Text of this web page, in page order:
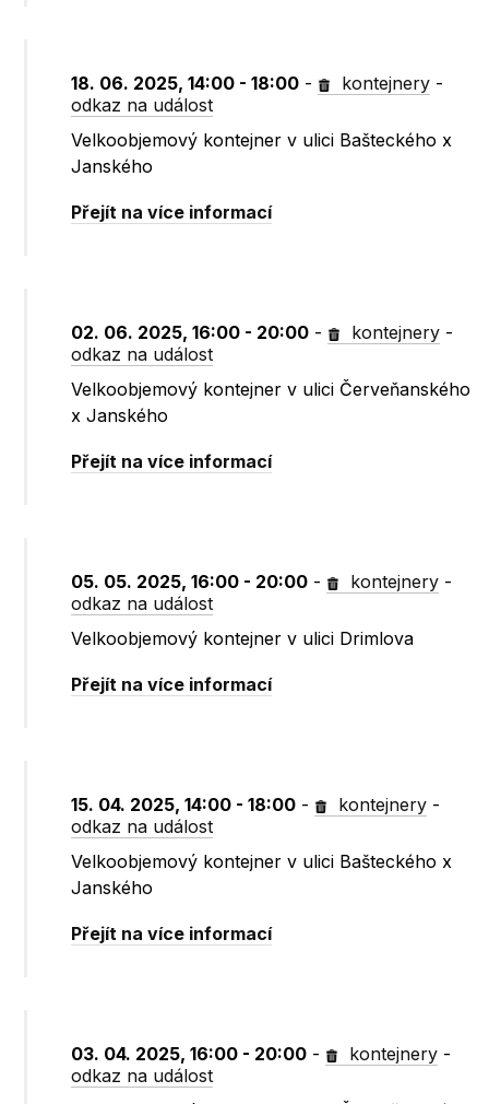
18. 06. 2025, 14:00 - 18:00 - kontejnery -
odkaz na událost
Velkoobjemový kontejner v ulici Bašteckého x
Janského
Přejít na více informací
02. 06. 2025, 16:00 - 20:00 - kontejnery -
odkaz na událost
Velkoobjemový kontejner v ulici Červeňanského
x Janského
Přejít na více informací
05. 05. 2025, 16:00 - 20:00 - kontejnery -
odkaz na událost
Velkoobjemový kontejner v ulici Drimlova
Přejít na více informací
15. 04. 2025, 14:00 - 18:00 - kontejnery -
odkaz na událost
Velkoobjemový kontejner v ulici Bašteckého x
Janského
Přejít na více informací
03. 04. 2025, 16:00 - 20:00 - kontejnery -
odkaz na událost